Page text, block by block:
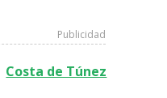
Publicidad
Costa de Túnez